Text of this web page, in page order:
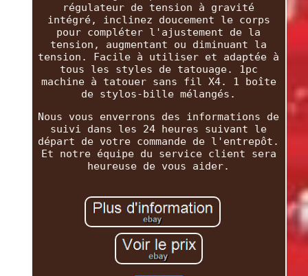
régulateur de tension à gravité
intégré, inclinez doucement le corps
pour compléter l'ajustement de la
tension, augmentant ou diminuant la
tension. Facile à utiliser et adaptée à
tous les styles de tatouage. 1pc
machine à tatouer sans fil X4. 1 boîte
de stylos-bille mélangés.
Nous vous enverrons des informations de
suivi dans les 24 heures suivant le
départ de votre commande de l'entrepôt.
Et notre équipe du service client sera
heureuse de vous aider.